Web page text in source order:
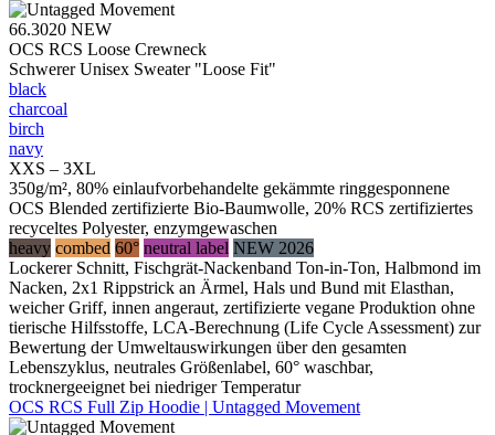
66.3020 NEW
OCS RCS Loose Crewneck
Schwerer Unisex Sweater "Loose Fit"
black
charcoal
birch
navy
XXS – 3XL
350g/m², 80% einlaufvorbehandelte gekämmte ringgesponnene
OCS Blended zertifizierte Bio-Baumwolle, 20% RCS zertifiziertes
recyceltes Polyester, enzymgewaschen
heavy combed 60° neutral label NEW 2026
Lockerer Schnitt, Fischgrät-Nackenband Ton-in-Ton, Halbmond im
Nacken, 2x1 Rippstrick an Ärmel, Hals und Bund mit Elasthan,
weicher Griff, innen angeraut, zertifizierte vegane Produktion ohne
tierische Hilfsstoffe, LCA-Berechnung (Life Cycle Assessment) zur
Bewertung der Umweltauswirkungen über den gesamten
Lebenszyklus, neutrales Größenlabel, 60° waschbar,
trocknergeeignet bei niedriger Temperatur
OCS RCS Full Zip Hoodie | Untagged Movement